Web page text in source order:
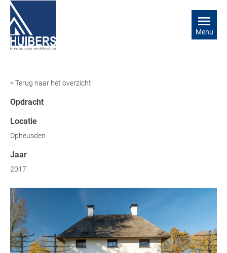
Menu
< Terug naar het overzicht
Opdracht
Locatie
Opheusden
Jaar
2017